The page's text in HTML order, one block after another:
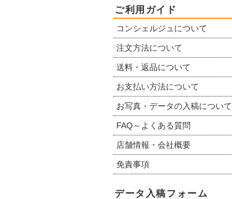
ご利用ガイド
コンシェルジュについて
注文方法について
送料・返品について
お支払い方法について
お写真・データの入稿について
FAQ～よくある質問
店舗情報・会社概要
免責事項
データ入稿フォーム